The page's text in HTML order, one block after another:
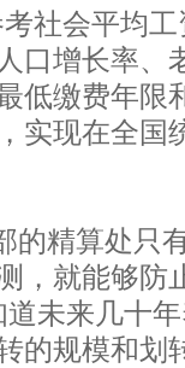
社会平均
口增长率、
低缴费年限
实现在全国
的精算处只
，就能够防
未来几十
的规模和划